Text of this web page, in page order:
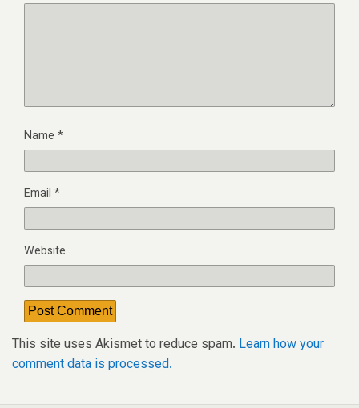
Name *
Email *
Website
This site uses Akismet to reduce spam. Learn how your
comment data is processed.